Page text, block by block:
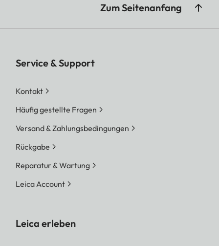
Zum Seitenanfang
Service & Support
Kontakt
Häufig gestellte Fragen
Versand & Zahlungsbedingungen
Rückgabe
Reparatur & Wartung
Leica Account
Leica erleben